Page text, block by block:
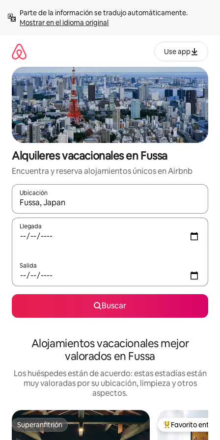
contenidoMostrar en el idioma original
Use app
Alquileres vacacionales en Fussa
Encuentra y reserva alojamientos únicos en Airbnb
Ubicación
Cuando los resultados estén disponibles, navega con las
Llegada
Salida
Buscar
Alojamientos vacacionales mejor
valorados en Fussa
Los huéspedes están de acuerdo: estas estadías están
muy valoradas por su ubicación, limpieza y otros
aspectos.
Superanfitrión
Superanfitrión Favorito entre
Favorito entre